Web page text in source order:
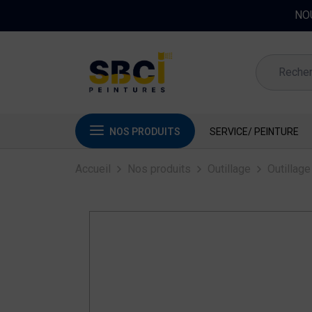
NOS PRODUITS SERVICE/ PEINTURE
Accueil Nos produits Outillage